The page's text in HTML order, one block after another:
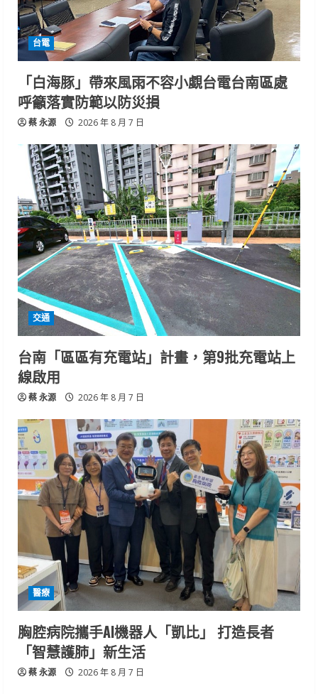
台電
「白海豚」帶來風雨不容小覷台電台南區處
呼籲落實防範以防災損
蔡 永源 2026 年 8 月 7 日
交通
台南「區區有充電站」計畫，第9批充電站上
線啟用
蔡 永源 2026 年 8 月 7 日
醫療
胸腔病院攜手AI機器人「凱比」 打造長者
「智慧護肺」新生活
蔡 永源 2026 年 8 月 7 日